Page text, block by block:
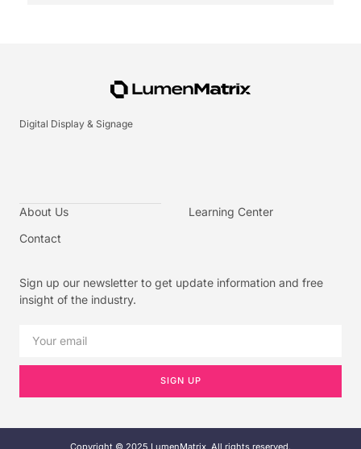
Digital Display & Signage
About Us
Contact
Learning Center
Sign up our newsletter to get update information and free
insight of the industry.
SIGN UP
Copyright © 2025 LumenMatrix, All rights reserved.